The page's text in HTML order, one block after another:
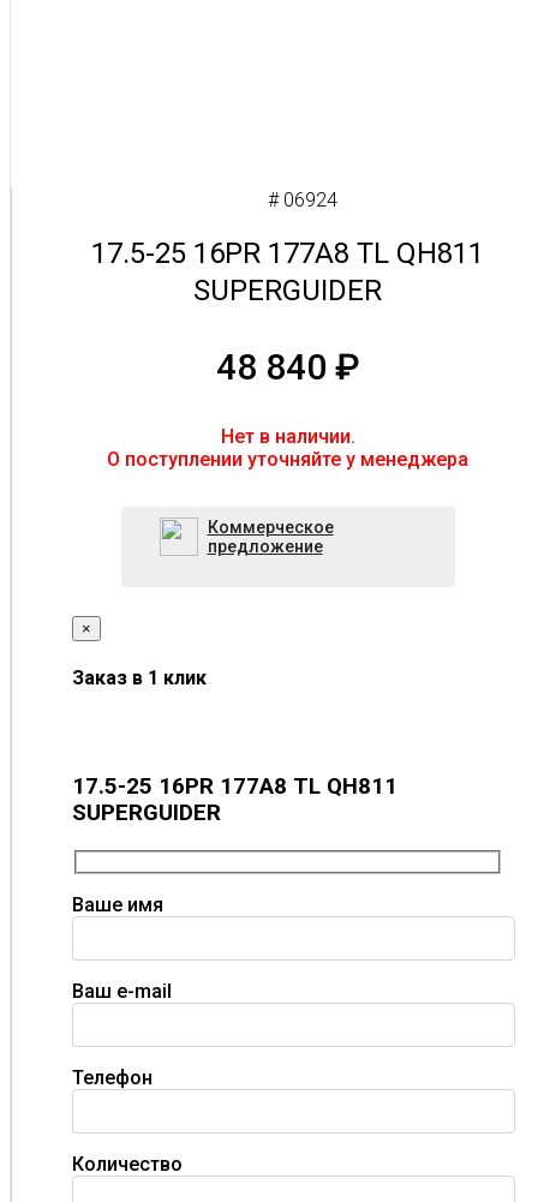
# 06924
17.5-25 16PR 177A8 TL QH811
SUPERGUIDER
48 840 ₽
Нет в наличии.
O поступлении уточняйте у менеджера
Коммерческое
предложение
×
Заказ в 1 клик
17.5-25 16PR 177A8 TL QH811
SUPERGUIDER
Ваше имя
Ваш e-mail
Телефон
Количество